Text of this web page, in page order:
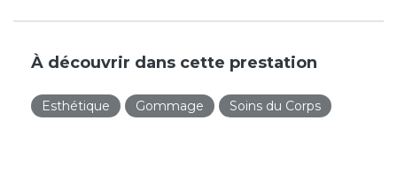
À découvrir dans cette prestation
Esthétique Gommage Soins du Corps